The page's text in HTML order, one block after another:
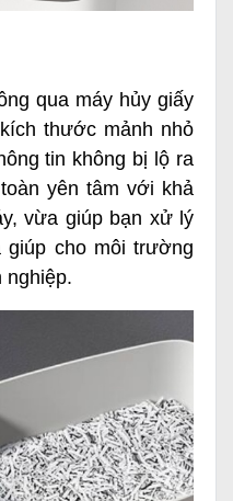
qua máy hủy giấy
thước mảnh nhỏ
tin không bị lộ ra
yên tâm với khả
vừa giúp bạn xử lý
giúp cho môi trường
nghiệp.